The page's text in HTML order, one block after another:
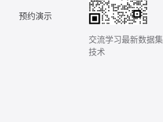
预约演示
交流学习最新数据
技术